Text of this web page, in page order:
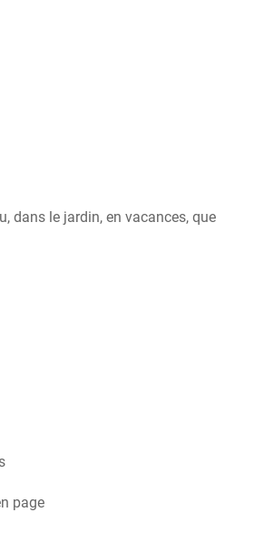
dans le jardin, en vacances, que
page